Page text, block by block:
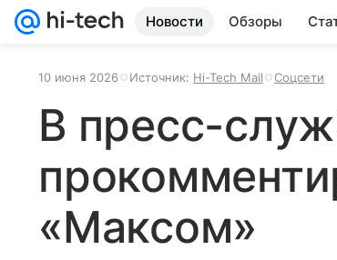
Новости Обзоры
10 июня 2026 Источник: Hi-Tech Mail Соцсети
В пресс-
«Максом»